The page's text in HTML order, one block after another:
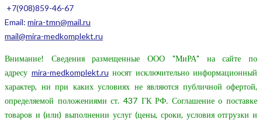
+7(908)859-46-67
Email: mira-tmn@mail.ru
mail@mira-medkomplekt.ru
Внимание! Сведения размещенные ООО "МиРА" на сайте по
адресу mira-medkomplekt.ru носят исключительно информационный
характер, ни при каких условиях не являются публичной офертой,
определяемой положениями ст. 437 ГК РФ. Соглашение о поставке
товаров и (или) выполнении услуг (цены, сроки, условия отгрузки и